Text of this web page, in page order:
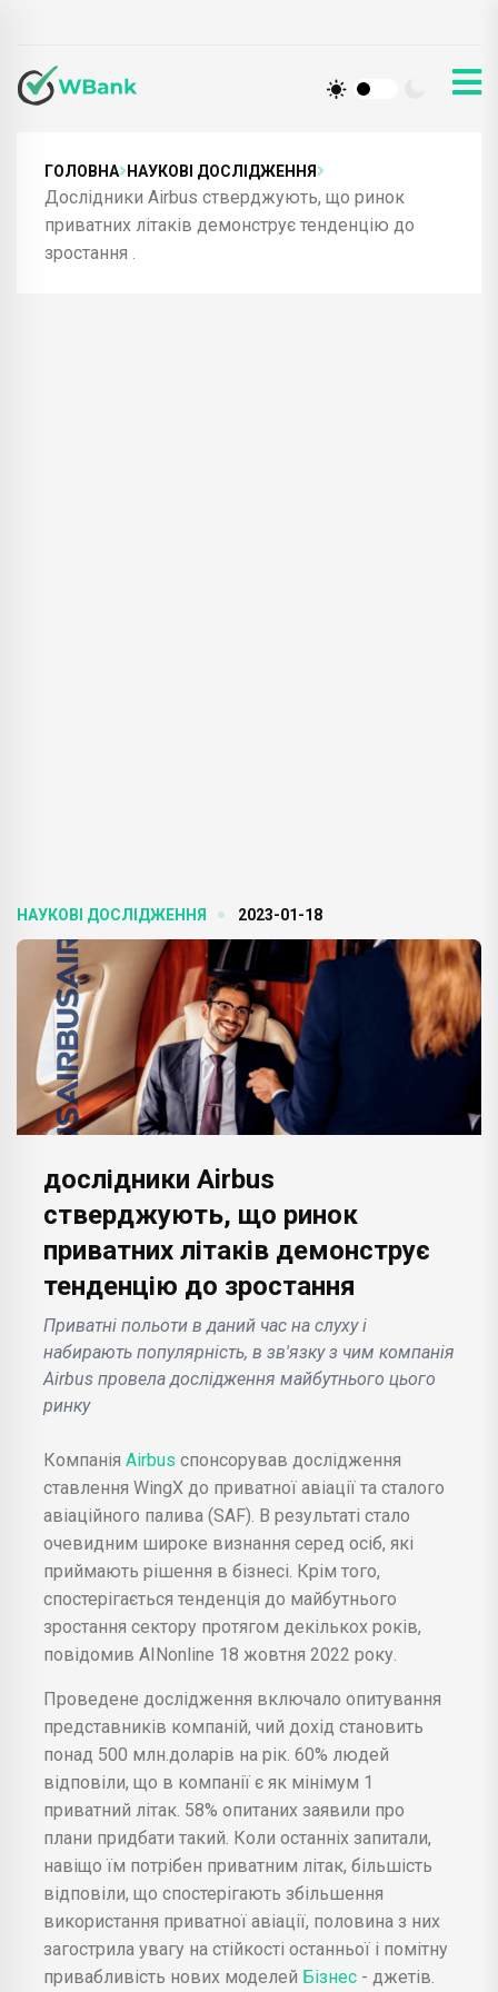
ГОЛОВНА НАУКОВІ ДОСЛІДЖЕННЯ
Дослідники Airbus стверджують, що ринок
приватних літаків демонструє тенденцію до
зростання .
НАУКОВІ ДОСЛІДЖЕННЯ 2023-01-18
дослідники Airbus
стверджують, що ринок
приватних літаків демонструє
тенденцію до зростання
Приватні польоти в даний час на слуху і
набирають популярність, в зв'язку з чим компанія
Airbus провела дослідження майбутнього цього
ринку
Компанія Airbus спонсорував дослідження
ставлення WingX до приватної авіації та сталого
авіаційного палива (SAF). В результаті стало
очевидним широке визнання серед осіб, які
приймають рішення в бізнесі. Крім того,
спостерігається тенденція до майбутнього
зростання сектору протягом декількох років,
повідомив AINonline 18 жовтня 2022 року.
Проведене дослідження включало опитування
представників компаній, чий дохід становить
понад 500 млн.доларів на рік. 60% людей
відповіли, що в компанії є як мінімум 1
приватний літак. 58% опитаних заявили про
плани придбати такий. Коли останніх запитали,
навіщо їм потрібен приватним літак, більшість
відповіли, що спостерігають збільшення
використання приватної авіації, половина з них
загострила увагу на стійкості останньої і помітну
привабливість нових моделей Бізнес - джетів.